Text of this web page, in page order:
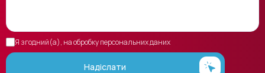
Я згодний(а), на обробку персональних даних
Надіслати